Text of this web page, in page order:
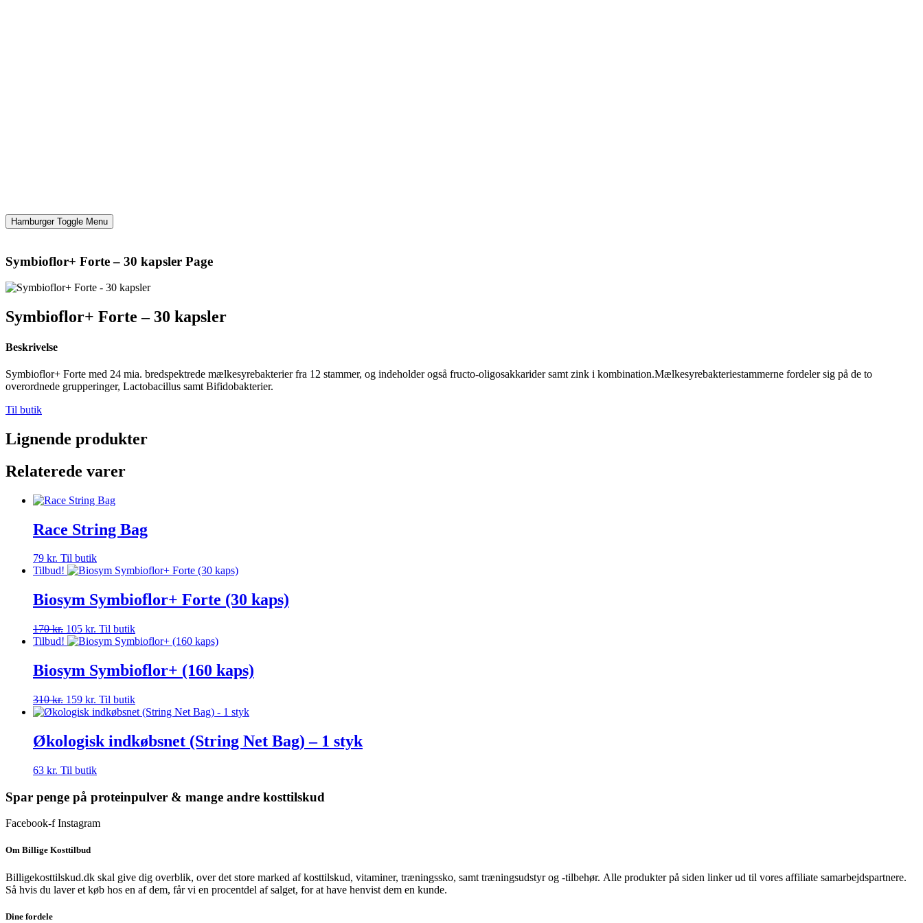
Hamburger Toggle Menu
Symbioflor+ Forte – 30 kapsler Page
Symbioflor+ Forte – 30 kapsler
Beskrivelse
Symbioflor+ Forte med 24 mia. bredspektrede mælkesyrebakterier fra 12 stammer, og indeholder også fructo-oligosakkarider samt zink i kombination.Mælkesyrebakteriestammerne fordeler sig på de to
overordnede grupperinger, Lactobacillus samt Bifidobakterier.
Til butik
Lignende produkter
Relaterede varer
Race String Bag
79 kr. Til butik
Tilbud!
Biosym Symbioflor+ Forte (30 kaps)
170kr. Den
oprindelige
170 kr..
105 kr. Den
aktuelle
er:
105 kr..
Til butik
Tilbud!
Biosym Symbioflor+ (160 kaps)
310kr. Den
oprindelige
var:
310 kr..
159 kr. Den
aktuelle
er:
159 kr..
Til butik
Økologisk indkøbsnet (String Net Bag) – 1 styk
63 kr. Til butik
Spar penge på proteinpulver & mange andre kosttilskud
Facebook-f Instagram
Om Billige Kosttilbud
Billigekosttilskud.dk skal give dig overblik, over det store marked af kosttilskud, vitaminer, træningssko, samt træningsudstyr og -tilbehør. Alle produkter på siden linker ud til vores affiliate samarbejdspartnere.
Så hvis du laver et køb hos en af dem, får vi en procentdel af salget, for at have henvist dem en kunde.
Dine fordele